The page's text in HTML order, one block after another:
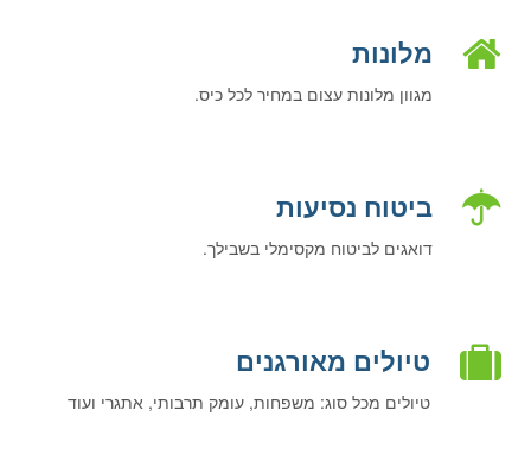
מלונות
מגוון מלונות עצום במחיר לכל כיס.
ביטוח נסיעות
דואגים לביטוח מקסימלי בשבילך.
טיולים מאורגנים
טיולים מכל סוג: משפחות, עומק תרבותי, אתגרי ועוד